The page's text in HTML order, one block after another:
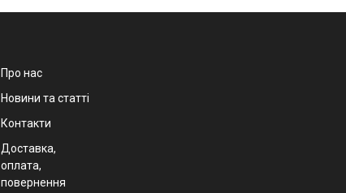
Про нас
Новини та статті
Контакти
Доставка,
оплата,
повернення